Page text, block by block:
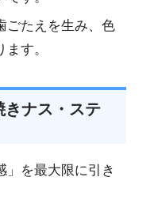
ごたえを生み、色
す。
きナス・ステ
」を最大限に引き